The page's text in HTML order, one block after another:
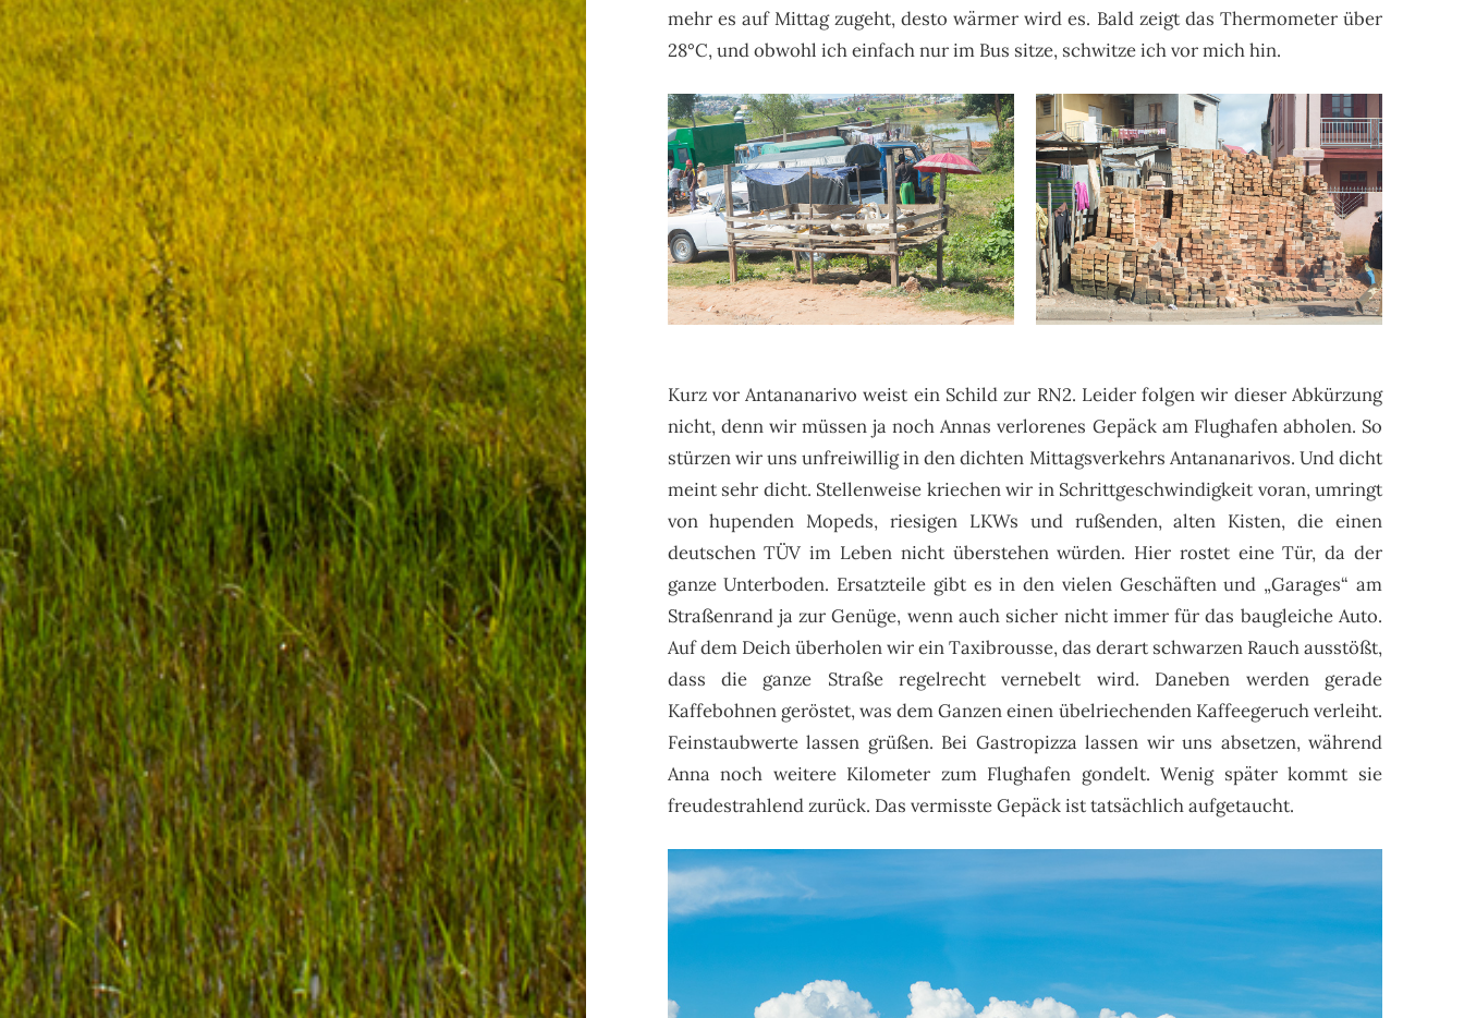
mehr es auf Mittag zugeht, desto wärmer wird es. Bald zeigt das Thermometer über
28°C, und obwohl ich einfach nur im Bus sitze, schwitze ich vor mich hin.
Kurz vor Antananarivo weist ein Schild zur RN2. Leider folgen wir dieser Abkürzung
nicht, denn wir müssen ja noch Annas verlorenes Gepäck am Flughafen abholen. So
stürzen wir uns unfreiwillig in den dichten Mittagsverkehrs Antananarivos. Und dicht
meint sehr dicht. Stellenweise kriechen wir in Schrittgeschwindigkeit voran, umringt
von hupenden Mopeds, riesigen LKWs und rußenden, alten Kisten, die einen
deutschen TÜV im Leben nicht überstehen würden. Hier rostet eine Tür, da der
ganze Unterboden. Ersatzteile gibt es in den vielen Geschäften und „Garages“ am
Straßenrand ja zur Genüge, wenn auch sicher nicht immer für das baugleiche Auto.
Auf dem Deich überholen wir ein Taxibrousse, das derart schwarzen Rauch ausstößt,
dass die ganze Straße regelrecht vernebelt wird. Daneben werden gerade
Kaffebohnen geröstet, was dem Ganzen einen übelriechenden Kaffeegeruch verleiht.
Feinstaubwerte lassen grüßen. Bei Gastropizza lassen wir uns absetzen, während
Anna noch weitere Kilometer zum Flughafen gondelt. Wenig später kommt sie
freudestrahlend zurück. Das vermisste Gepäck ist tatsächlich aufgetaucht.